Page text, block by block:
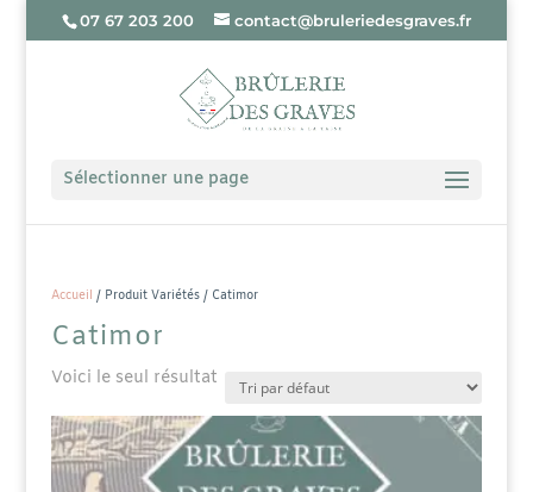
07 67 203 200 contact@bruleriedesgraves.fr
Sélectionner une page
Accueil / Produit Variétés / Catimor
Catimor
Voici le seul résultat